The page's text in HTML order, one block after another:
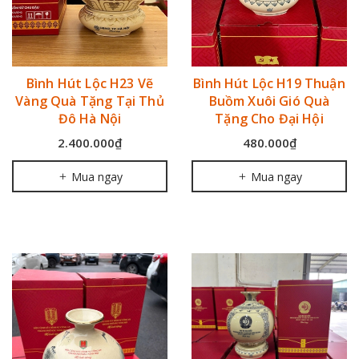
quà phù hợp cho các dịp sau:
Bình Hút Lộc H23 Vẽ
Vàng Quà Tặng Tại Thủ
Đô Hà Nội
2.400.000₫
Mua ngay
Bình Hút Lộc H19 Thuận
Buồm Xuôi Gió Quà
Tặng Cho Đại Hội
480.000₫
Mua ngay